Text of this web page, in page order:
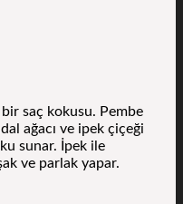
bir saç kokusu. Pembe
ağacı ve ipek çiçeği
sunar. İpek ile
ve parlak yapar.